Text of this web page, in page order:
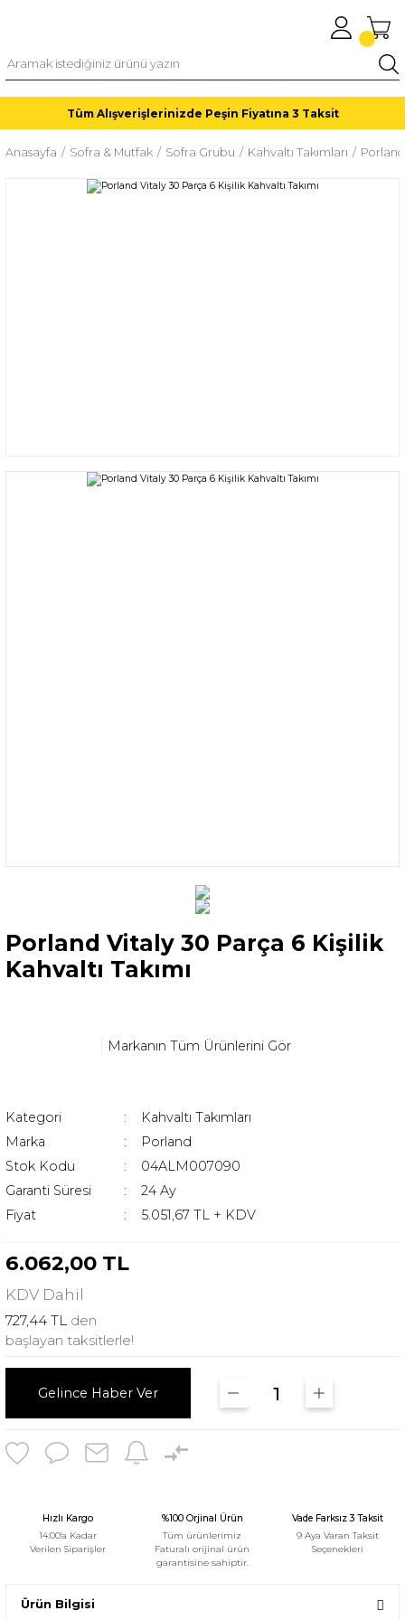
Tüm Alışverişlerinizde Peşin Fiyatına 3 Taksit
Anasayfa Sofra & Mutfak Sofra Grubu Kahvaltı Takımları
Porland Vitaly 30 Parça 6 Kişilik
Kahvaltı Takımı
Markanın Tüm Ürünlerini Gör
Kategori
Kahvaltı Takımları
Marka
Porland
Stok Kodu
04ALM007090
Garanti Süresi
24 Ay
Fiyat
5.051,67 TL + KDV
6.062,00 TL
KDV Dahil
727,44 TL den
başlayan taksitlerle!
Gelince Haber Ver
Hızlı Kargo
14:00'a Kadar
Verilen Siparişler
%100 Orjinal Ürün
Tüm ürünlerimiz
Faturalı orijinal ürün
garantisine sahiptir.
Vade Farksız 3 Taksit
9 Aya Varan Taksit
Seçenekleri
Ürün Bilgisi